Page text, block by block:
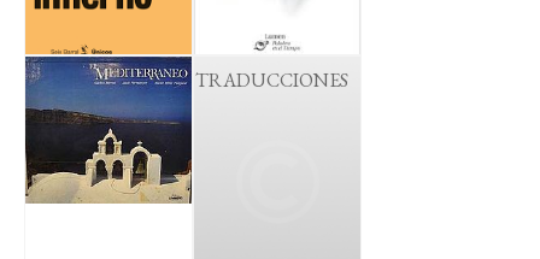
TRADUCCIONES